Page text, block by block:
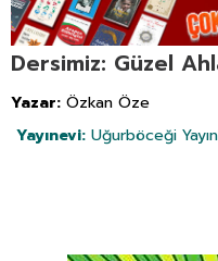
Dersimiz: Güzel
Yazar: Özkan Öze
Yayınevi: Uğurböceği